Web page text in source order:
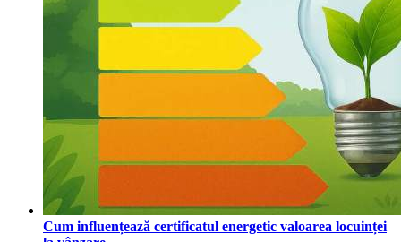
Cum influențează certificatul energetic valoarea locuinței